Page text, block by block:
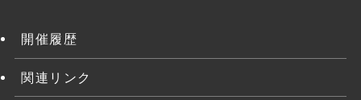
開催履歴
関連リンク